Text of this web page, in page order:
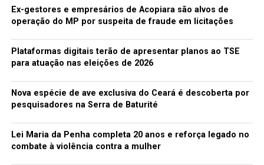
Outro assunto abordado foi à falta de funcionamento do
Terminal Rodoviário Senador Fernandes Távora de
Iguatu, que já se encontra com suas instalações
concluídas, mas estaria trazendo transtorno a
população por não existir ainda um espaço digno para a
espera dos ônibus em horários noturnos.
Foi marcada uma reunião na próxima sexta (18) do mês
corrente com representantes da Prefeitura Municipal,
Secretaria de Infra-Estrutura como também possíveis
Ex-gestores e empresários de Acopiara são alvos de
operação do MP por suspeita de fraude em licitações
Plataformas digitais terão de apresentar planos ao TSE
para atuação nas eleições de 2026
Nova espécie de ave exclusiva do Ceará é descoberta por
pesquisadores na Serra de Baturité
Lei Maria da Penha completa 20 anos e reforça legado no
combate à violência contra a mulher